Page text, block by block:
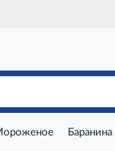
Баранина